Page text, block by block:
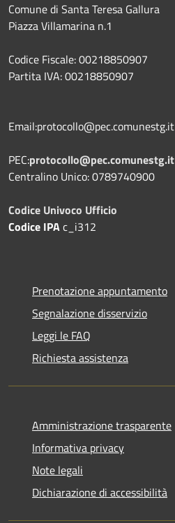
Comune di Santa Teresa Gallura
Piazza Villamarina n.1
Codice Fiscale: 00218850907
Partita IVA: 00218850907
Email:protocollo@pec.comunestg.it
PEC:protocollo@pec.comunestg.it
Centralino Unico: 0789740900
Codice Univoco Ufficio
Codice IPAc_i312
Prenotazione appuntamento
Segnalazione disservizio
Leggi le FAQ
Richiesta assistenza
Amministrazione trasparente
Informativa privacy
Note legali
Dichiarazione di accessibilità